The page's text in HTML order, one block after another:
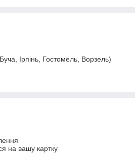
Ірпінь, Гостомель, Ворзель)
на вашу картку